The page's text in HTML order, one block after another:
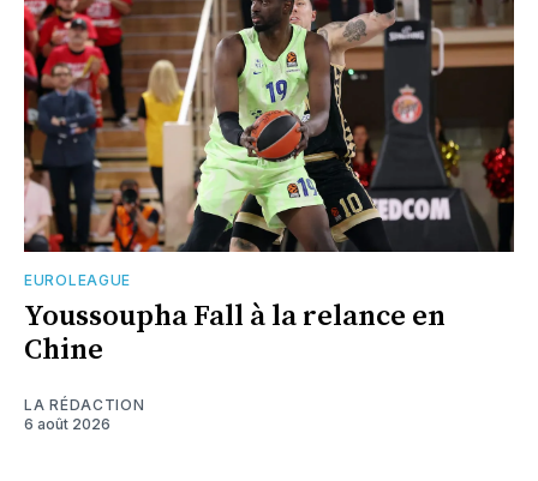
EUROLEAGUE
Youssoupha Fall à la relance en
Chine
LA RÉDACTION
6 août 2026